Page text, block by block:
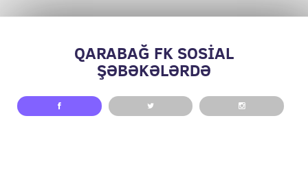
QARABAĞ FK SOSİAL
ŞƏBƏKƏLƏRDƏ